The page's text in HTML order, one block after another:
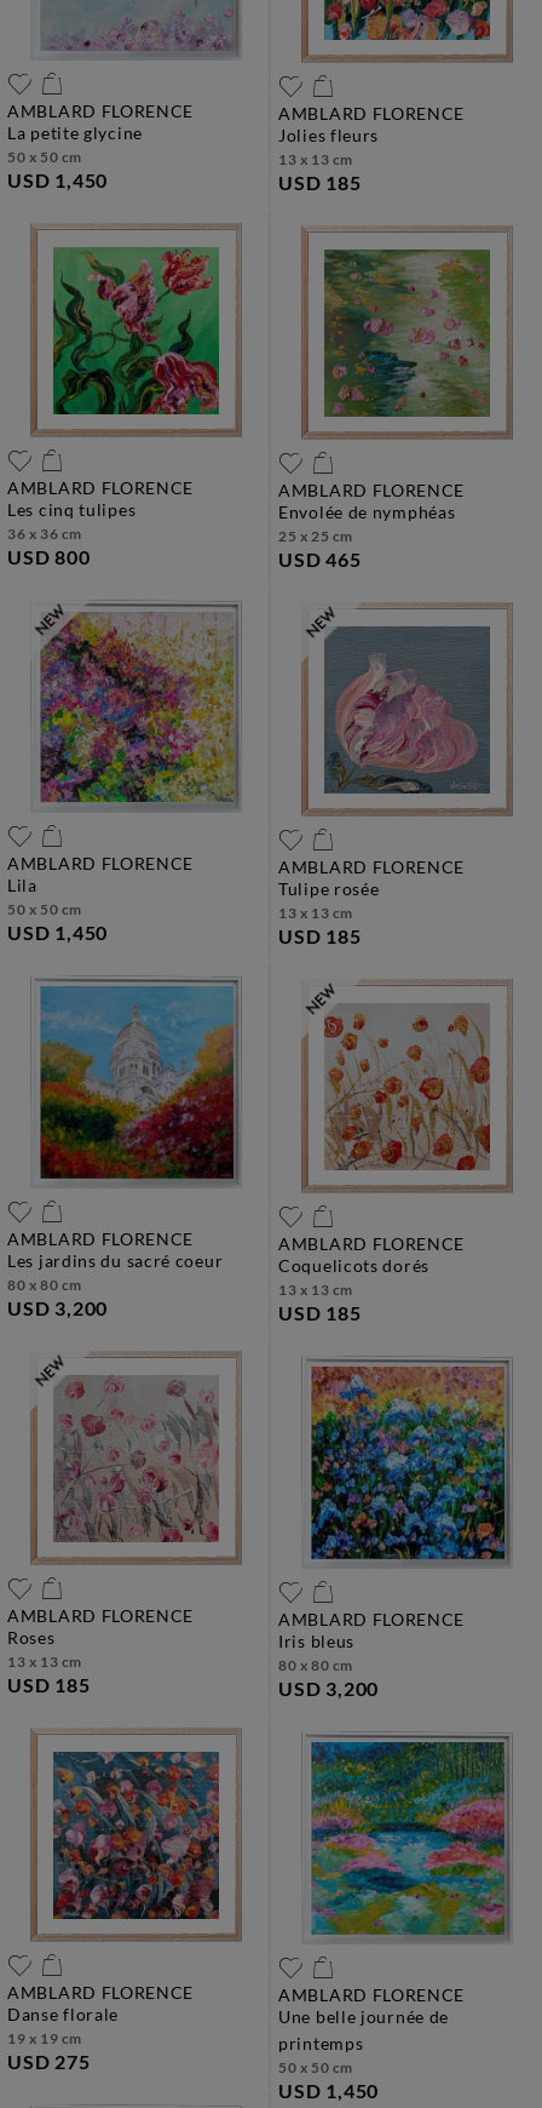
AMBLARD FLORENCE
la petite glycine
50 x 50 cm
USD 1,450
AMBLARD FLORENCE
jolies fleurs
13 x 13 cm
USD 185
AMBLARD FLORENCE
les cinq tulipes
36 x 36 cm
USD 800
AMBLARD FLORENCE
envolée de nymphéas
25 x 25 cm
USD 465
AMBLARD FLORENCE
lila
50 x 50 cm
USD 1,450
AMBLARD FLORENCE
tulipe rosée
13 x 13 cm
USD 185
AMBLARD FLORENCE
les jardins du sacré coeur
80 x 80 cm
USD 3,200
AMBLARD FLORENCE
coquelicots dorés
13 x 13 cm
USD 185
AMBLARD FLORENCE
roses
13 x 13 cm
USD 185
AMBLARD FLORENCE
iris bleus
80 x 80 cm
USD 3,200
AMBLARD FLORENCE
danse florale
19 x 19 cm
USD 275
AMBLARD FLORENCE
une belle journée de
printemps
50 x 50 cm
USD 1,450